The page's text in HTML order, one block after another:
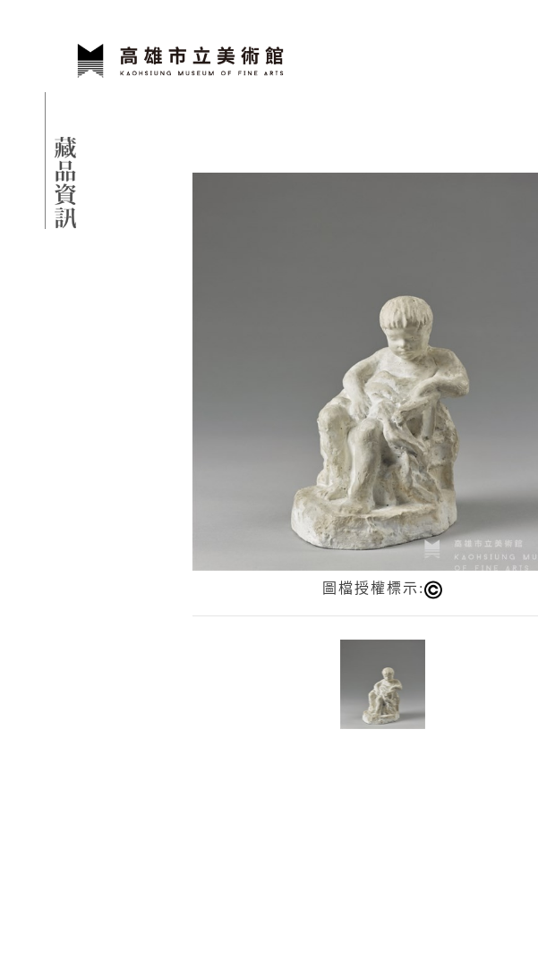
高雄市立美術館
網頁導覽
圖檔授權標示: